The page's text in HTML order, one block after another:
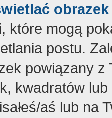
które mogą
postu.
powiązany z
kwadratów
aś lub na